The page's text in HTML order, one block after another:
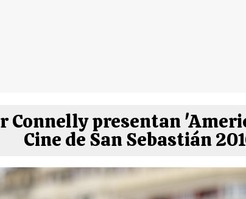
Connelly presentan
Cine de San Sebastián